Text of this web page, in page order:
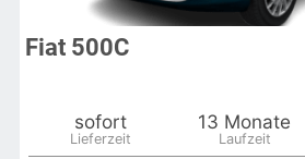
Fiat 500C
sofort 13 Monate